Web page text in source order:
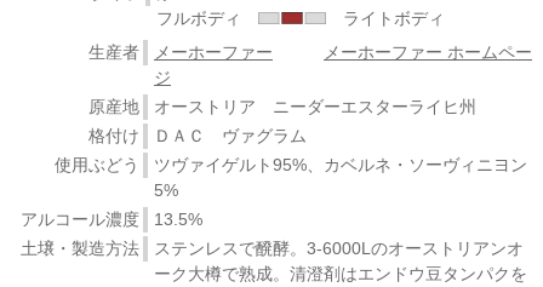
フルボディ
ライトボディ
生産者
メーホーファー
メーホーファー ホームペー
ジ
原産地
オーストリア ニーダーエスターライヒ州
格付け
ＤＡＣ ヴァグラム
使用ぶどう
ツヴァイゲルト95%、カベルネ・ソーヴィニヨン
5%
アルコール濃度
13.5%
土壌・製造方法
ステンレスで醗酵。3-6000Lのオーストリアンオ
ーク大樽で熟成。清澄剤はエンドウ豆タンパクを